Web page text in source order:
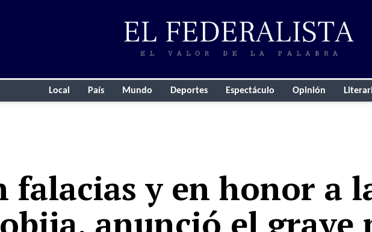
Local País Mundo Deportes Espectáculo Opinión
falacias y en honor a
anunció el grave